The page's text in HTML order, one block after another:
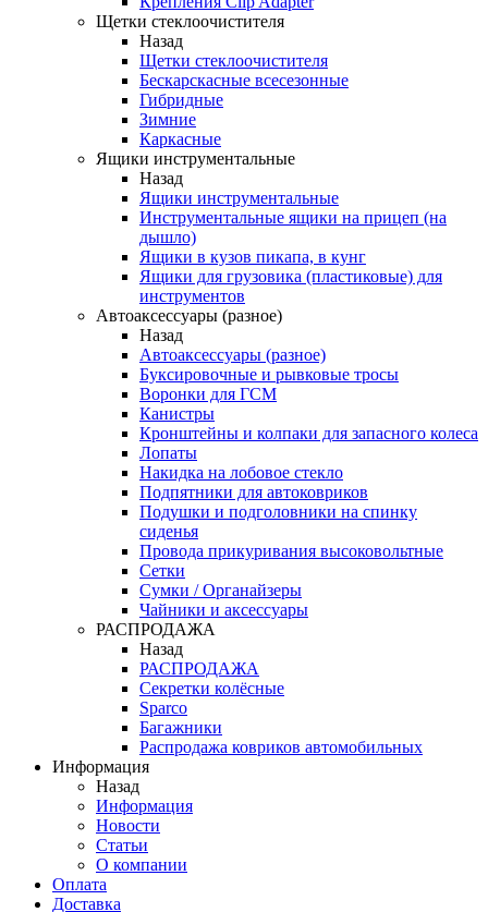
Щетки стеклоочистителя
Назад
Щетки стеклоочистителя
Бескарскасные всесезонные
Гибридные
Зимние
Каркасные
Ящики инструментальные
Назад
Ящики инструментальные
Инструментальные ящики на прицеп (на
дышло)
Ящики в кузов пикапа, в кунг
Ящики для грузовика (пластиковые) для
инструментов
Автоаксессуары (разное)
Назад
Автоаксессуары (разное)
Буксировочные и рывковые тросы
Воронки для ГСМ
Канистры
Кронштейны и колпаки для запасного колеса
Лопаты
Накидка на лобовое стекло
Подпятники для автоковриков
Подушки и подголовники на спинку
сиденья
Провода прикуривания высоковольтные
Сетки
Сумки / Органайзеры
Чайники и аксессуары
РАСПРОДАЖА
Назад
РАСПРОДАЖА
Секретки колёсные
Sparco
Багажники
Распродажа ковриков автомобильных
Информация
Назад
Информация
Новости
Статьи
О компании
Оплата
Доставка